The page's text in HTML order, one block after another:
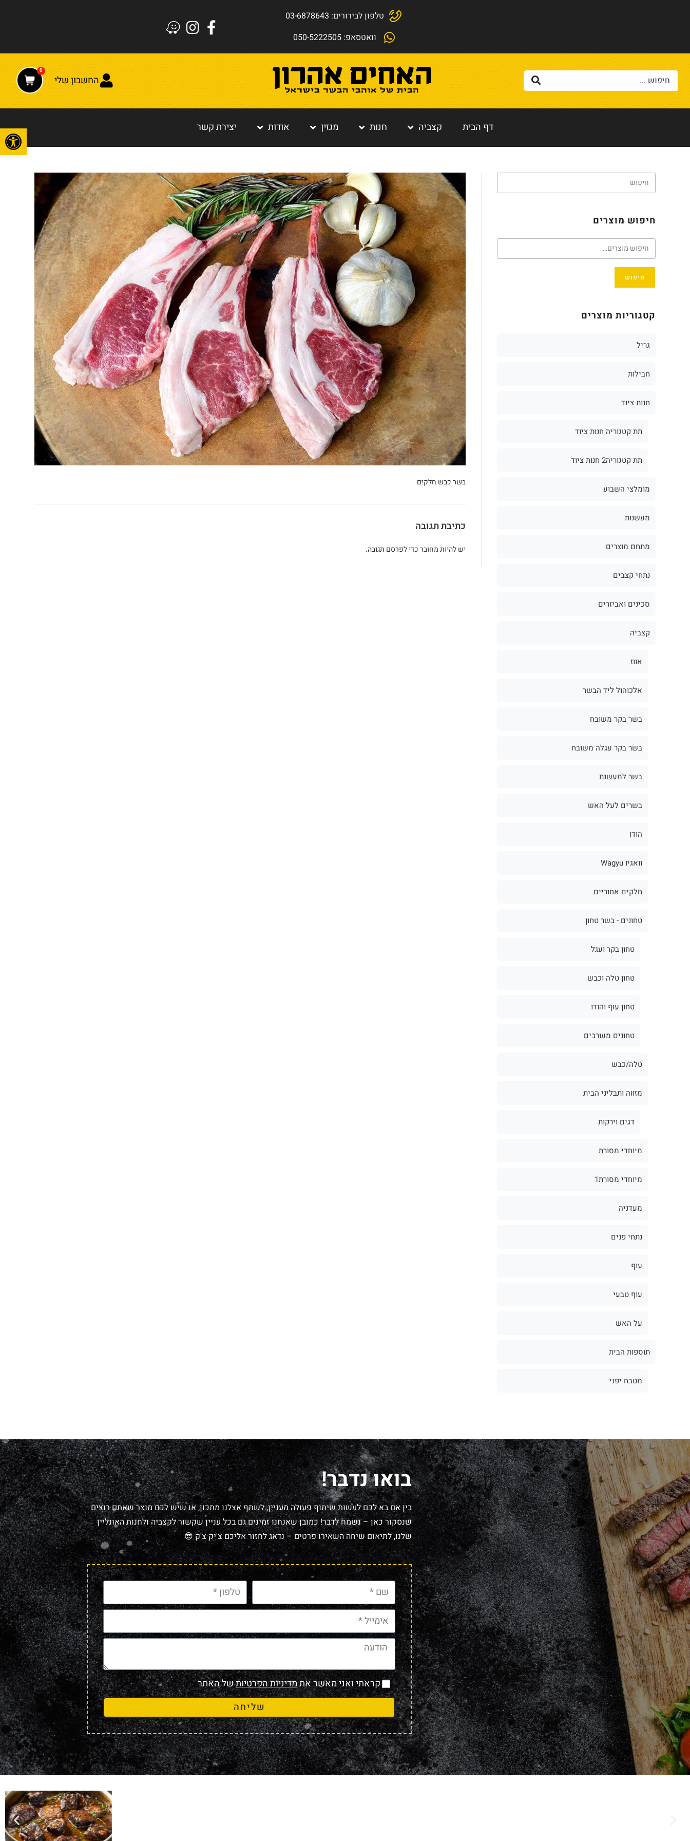
טלפון לבירורים: 03-6878643
וואטסאפ: 050-5222505
החשבון שלי
0
דף הבית קצביה חנות מגזין אודות יצירת קשר
בשר כבש חלקים
כתיבת תגובה
יש להיותמחוברכדי לפרסם תגובה.
חיפוש מוצרים
חיפוש
קטגוריות מוצרים
גריל
חבילות
חנות ציוד
תת קטגוריה חנות ציוד
תת קטגוריה2 חנות ציוד
מומלצי השבוע
מעשנות
מתחם מוצרים
נתחי קצבים
סכינים ואביזרים
קצביה
אווז
אלכוהול ליד הבשר
בשר בקר משובח
בשר בקר עגלה משובח
בשר למעשנת
בשרים לעל האש
הודו
וואגיו Wagyu
חלקים אחוריים
טחונים - בשר טחון
טחון בקר ועגל
טחון טלה וכבש
טחון עוף והודו
טחונים מעורבים
טלה/כבש
מזווה ותבליני הבית
דגים וירקות
מיוחדי מסורת
מיוחדי מסורת1
מעדניה
נתחי פנים
עוף
עוף טבעי
על האש
תוספות הבית
מטבח יפני
בואו נדבר!
בין אם בא לכם לעשות שיתוף פעולה מעניין, לשתף אצלנו מתכון, או שיש לכם מוצר שאתם רוצים
שנסקור כאן – נשמח לדבר! כמובן שאנחנו זמינים גם בכל עניין שקשור לקצביה ולחנות האונליין
שלנו, לתיאום שיחה השאירו פרטים – נדאג לחזור אליכם צ'יק צ'ק 😎
קראתי ואני מאשר אתמדיניות הפרטיותשל האתר
שליחה